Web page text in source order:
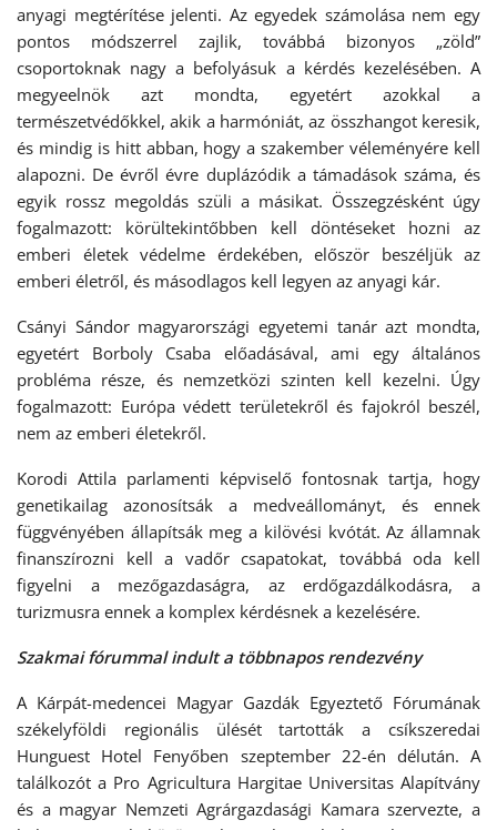
anyagi megtérítése jelenti. Az egyedek számolása nem egy
pontos módszerrel zajlik, továbbá bizonyos „zöld”
csoportoknak nagy a befolyásuk a kérdés kezelésében. A
megyeelnök azt mondta, egyetért azokkal a
természetvédőkkel, akik a harmóniát, az összhangot keresik,
és mindig is hitt abban, hogy a szakember véleményére kell
alapozni. De évről évre duplázódik a támadások száma, és
egyik rossz megoldás szüli a másikat. Összegzésként úgy
fogalmazott: körültekintőbben kell döntéseket hozni az
emberi életek védelme érdekében, először beszéljük az
emberi életről, és másodlagos kell legyen az anyagi kár.
Csányi Sándor magyarországi egyetemi tanár azt mondta,
egyetért Borboly Csaba előadásával, ami egy általános
probléma része, és nemzetközi szinten kell kezelni. Úgy
fogalmazott: Európa védett területekről és fajokról beszél,
nem az emberi életekről.
Korodi Attila parlamenti képviselő fontosnak tartja, hogy
genetikailag azonosítsák a medveállományt, és ennek
függvényében állapítsák meg a kilövési kvótát. Az államnak
finanszírozni kell a vadőr csapatokat, továbbá oda kell
figyelni a mezőgazdaságra, az erdőgazdálkodásra, a
turizmusra ennek a komplex kérdésnek a kezelésére.
Szakmai fórummal indult a többnapos rendezvény
A Kárpát-medencei Magyar Gazdák Egyeztető Fórumának
székelyföldi regionális ülését tartották a csíkszeredai
Hunguest Hotel Fenyőben szeptember 22-én délután. A
találkozót a Pro Agricultura Hargitae Universitas Alapítvány
és a magyar Nemzeti Agrárgazdasági Kamara szervezte, a